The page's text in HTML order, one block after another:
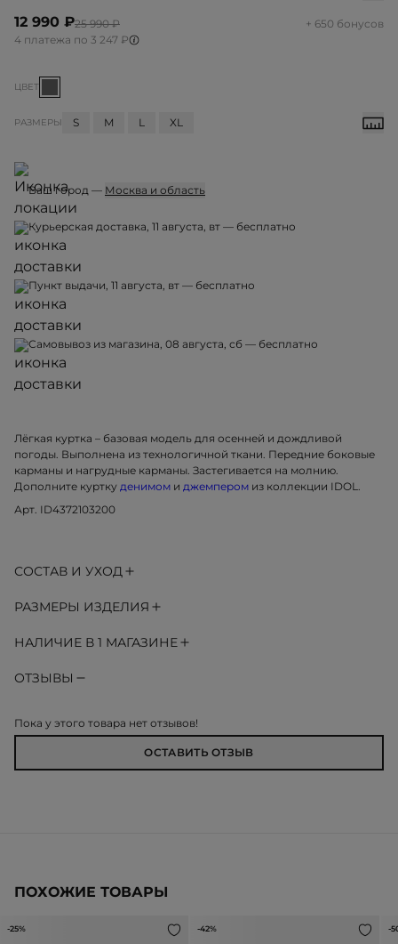
12 990 ₽25 990 ₽
+ 650 бонусов
4 платежа по 3 247 ₽
ЦВЕТ
РАЗМЕРЫ S M L XL
Ваш город — Москва и область
Курьерская доставка, 11 августа, вт — бесплатно
Пункт выдачи, 11 августа, вт — бесплатно
Самовывоз из магазина, 08 августа, сб — бесплатно
Лёгкая куртка – базовая модель для осенней и дождливой
погоды. Выполнена из технологичной ткани. Передние боковые
карманы и нагрудные карманы. Застегивается на молнию.
Дополните куртку денимом и джемпером из коллекции IDOL.
Арт. ID4372103200
СОСТАВ И УХОД
РАЗМЕРЫ ИЗДЕЛИЯ
НАЛИЧИЕ В 1 МАГАЗИНЕ
ОТЗЫВЫ
Пока у этого товара нет отзывов!
ОСТАВИТЬ ОТЗЫВ
ПОХОЖИЕ ТОВАРЫ
-25% -42% -